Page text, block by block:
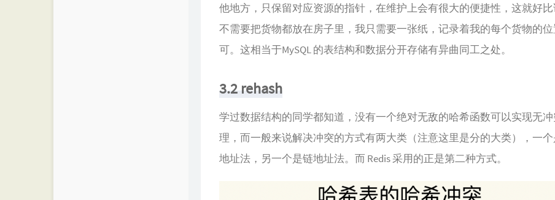
他地方，只保留对应资源的指针，在维护上会有很大的便捷性，这就好
不需要把货物都放在房子里，我只需要一张纸，记录着我的每个货物的位
可。这相当于MySQL 的表结构和数据分开存储有异曲同工之处。
3.2 rehash
学过数据结构的同学都知道，没有一个绝对无敌的哈希函数可以实现无
理，而一般来说解决冲突的方式有两大类（注意这里是分的大类），一
地址法，另一个是链地址法。而 Redis 采用的正是第二种方式。